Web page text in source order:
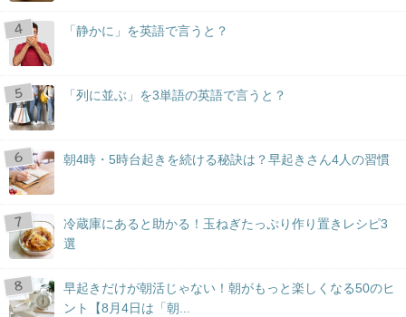
「静かに」を英語で言うと？
「列に並ぶ」を3単語の英語で言うと？
朝4時・5時台起きを続ける秘訣は？早起きさん4人の習慣
冷蔵庫にあると助かる！玉ねぎたっぷり作り置きレシピ3
選
早起きだけが朝活じゃない！朝がもっと楽しくなる50のヒ
ント【8月4日は「朝...